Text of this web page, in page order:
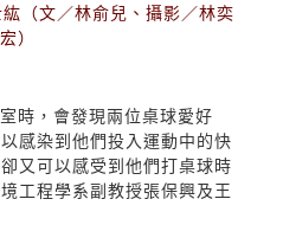
（文／林俞兒、攝影／林奕
宏）
時，會發現兩位桌球愛好
感染到他們投入運動中的快
又可以感受到他們打桌球時
工程學系副教授張保興及王